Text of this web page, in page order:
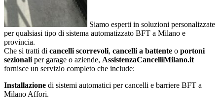
Siamo esperti in soluzioni personalizzate
per qualsiasi tipo di sistema automatizzato BFT a Milano e
provincia.
Che si tratti di cancelli scorrevoli, cancelli a battente o portoni
sezionali per garage o aziende, AssistenzaCancelliMilano.it
fornisce un servizio completo che include:
Installazione di sistemi automatici per cancelli e barriere BFT a
Milano Affori.